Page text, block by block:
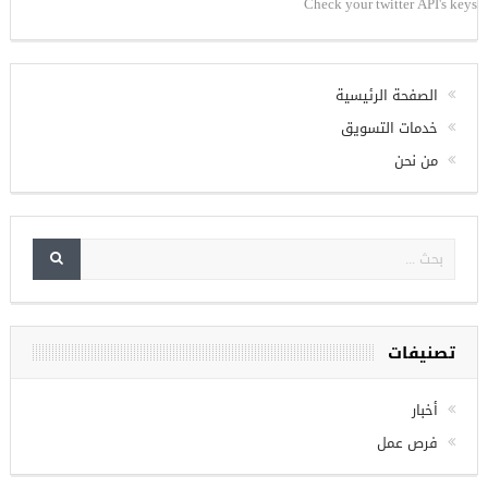
الصفحة الرئيسية
خدمات التسويق
من نحن
تصنيفات
أخبار
فرص عمل